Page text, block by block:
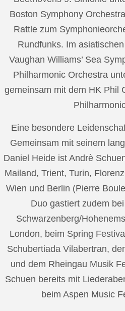
Boston Symphony
Rattle zum
Rundfunks. Im
Vaughan Williams’ Sea
Philharmonic Orchestra
gemeinsam mit dem HK Phil
Eine besondere
Gemeinsam mit seinem
Daniel Heide ist Andrè
Mailand, Trient, Turin,
Wien und Berlin (Pierre
Duo gastiert zudem
Schwarzenberg/
London, beim Spring
Schubertiada Vilabertran,
und dem Rheingau Musik
Schuen bereits mit
beim Aspen Music